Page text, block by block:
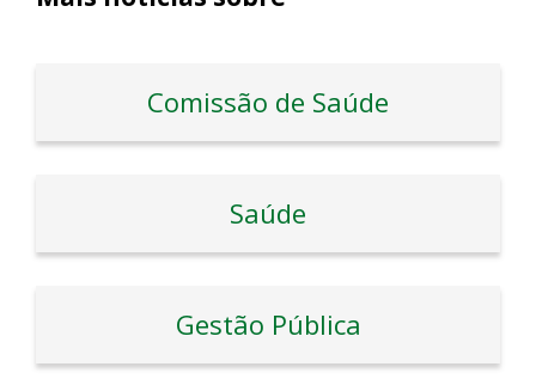
Comissão de Saúde
Saúde
Gestão Pública